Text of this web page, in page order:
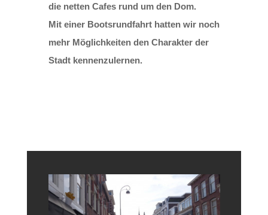
die netten Cafes rund um den Dom.
Mit einer Bootsrundfahrt hatten wir noch
mehr Möglichkeiten den Charakter der
Stadt kennenzulernen.